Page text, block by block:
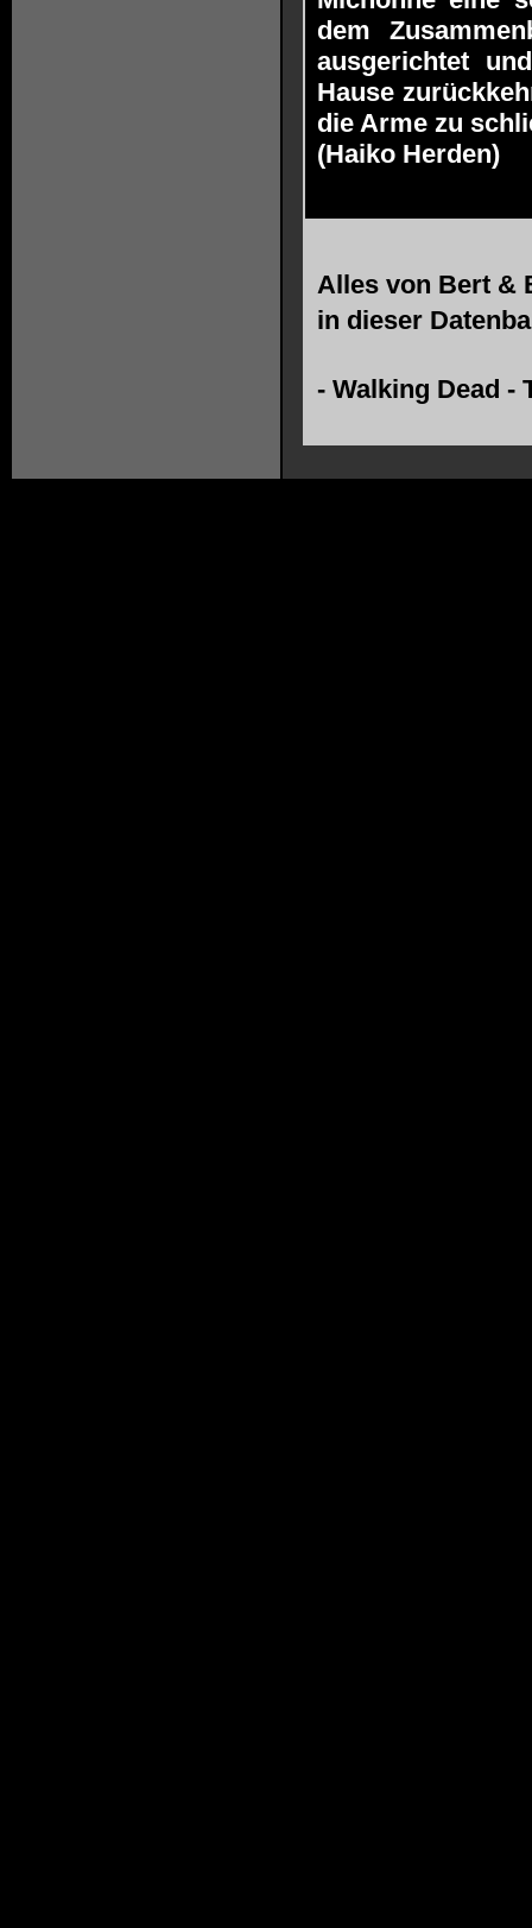
dem
ausgerichtet
Hause
die Arme zu
(Haiko Herden)
Alles von Bert &
in dieser
- Walking Dead -